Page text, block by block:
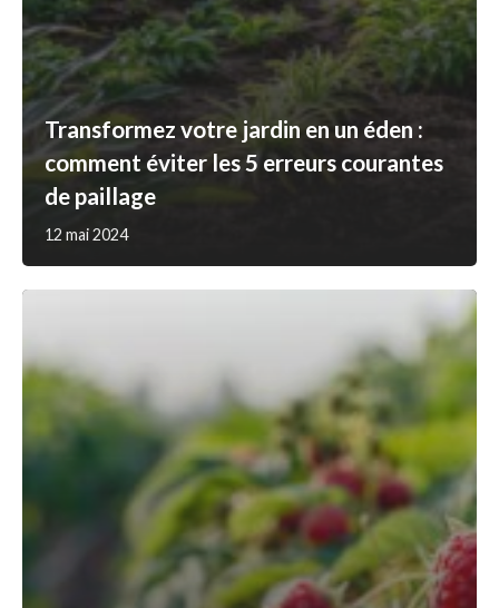
Transformez votre jardin en un éden :
comment éviter les 5 erreurs courantes
de paillage
12 mai 2024